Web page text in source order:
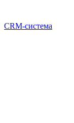
CRM-система